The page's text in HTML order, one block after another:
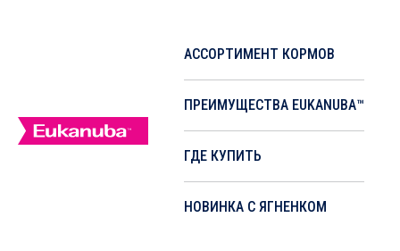
АССОРТИМЕНТ КОРМОВ
ПРЕИМУЩЕСТВА EUKANUBA™
ГДЕ КУПИТЬ
НОВИНКА С ЯГНЕНКОМ